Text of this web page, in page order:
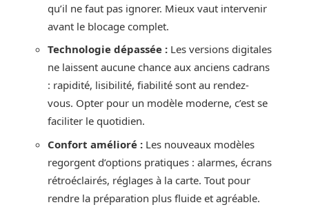
qu’il ne faut pas ignorer. Mieux vaut intervenir
avant le blocage complet.
Technologie dépassée : Les versions digitales
ne laissent aucune chance aux anciens cadrans
: rapidité, lisibilité, fiabilité sont au rendez-
vous. Opter pour un modèle moderne, c’est se
faciliter le quotidien.
Confort amélioré : Les nouveaux modèles
regorgent d’options pratiques : alarmes, écrans
rétroéclairés, réglages à la carte. Tout pour
rendre la préparation plus fluide et agréable.